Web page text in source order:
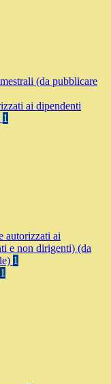
(da pubblicare
ai dipendenti
1
autorizzati ai
e non dirigenti) (da
1
1